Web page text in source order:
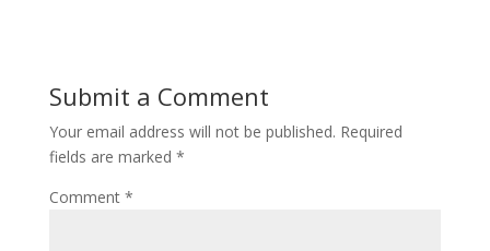
Submit a Comment
Your email address will not be published. Required
fields are marked *
Comment *